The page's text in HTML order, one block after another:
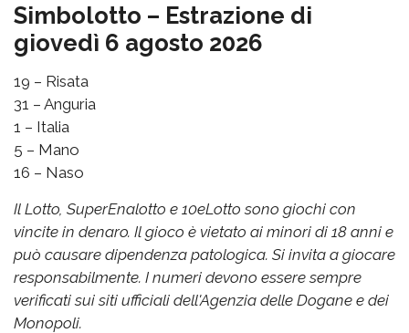
Simbolotto – Estrazione di
giovedì 6 agosto 2026
19 – Risata
31 – Anguria
1 – Italia
5 – Mano
16 – Naso
Il Lotto, SuperEnalotto e 10eLotto sono giochi con
vincite in denaro. Il gioco è vietato ai minori di 18 anni e
può causare dipendenza patologica. Si invita a giocare
responsabilmente. I numeri devono essere sempre
verificati sui siti ufficiali dell'Agenzia delle Dogane e dei
Monopoli.